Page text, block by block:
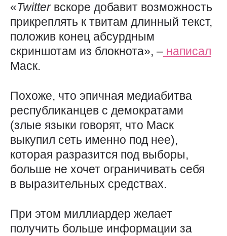
«Twitter вскоре добавит возможность
прикреплять к твитам длинный текст,
положив конец абсурдным
скриншотам из блокнота», – написал
Маск.
Похоже, что эпичная медиабитва
республиканцев с демократами
(злые языки говорят, что Маск
выкупил сеть именно под нее),
которая разразится под выборы,
больше не хочет ограничивать себя
в выразительных средствах.
При этом миллиардер желает
получить больше информации за